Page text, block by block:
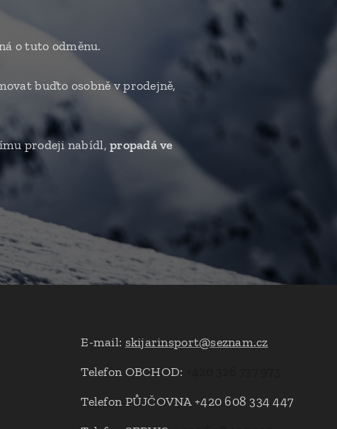
o tuto odměnu.
buďto osobně v prodejně,
prodeji nabídl,propadá ve
E-mail: skijarinsport@seznam.cz
Telefon OBCHOD:
Telefon PŮJČOVNA +420 608 334 447